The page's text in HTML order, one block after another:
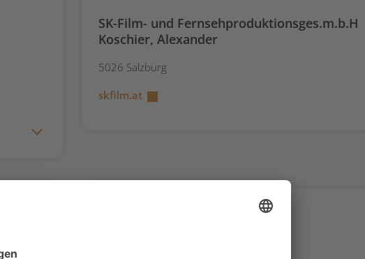
SK-Film- und Fernsehproduktionsges.m.b.H
Koschier, Alexander
5026 Salzburg
skfilm.at